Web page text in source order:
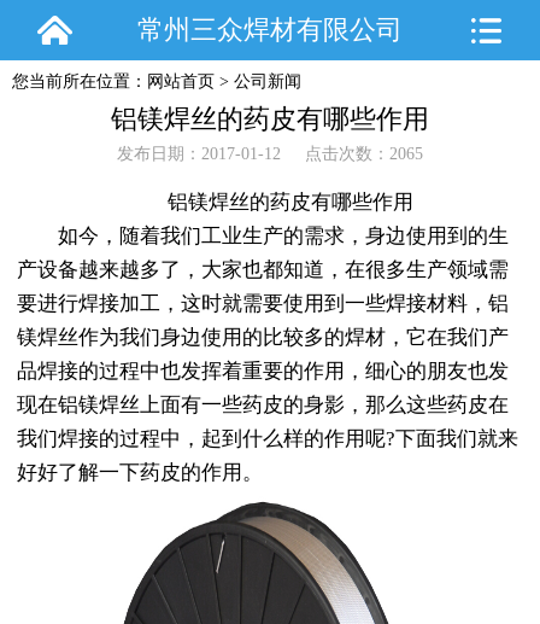
常州三众焊材有限公司
您当前所在位置： 网站首页 > 公司新闻
铝镁焊丝的药皮有哪些作用
发布日期：2017-01-12 点击次数：2065
铝镁焊丝的药皮有哪些作用
如今，随着我们工业生产的需求，身边使用到的生
产设备越来越多了，大家也都知道，在很多生产领域需
要进行焊接加工，这时就需要使用到一些焊接材料，铝
镁焊丝作为我们身边使用的比较多的焊材，它在我们产
品焊接的过程中也发挥着重要的作用，细心的朋友也发
现在铝镁焊丝上面有一些药皮的身影，那么这些药皮在
我们焊接的过程中，起到什么样的作用呢?下面我们就来
好好了解一下药皮的作用。